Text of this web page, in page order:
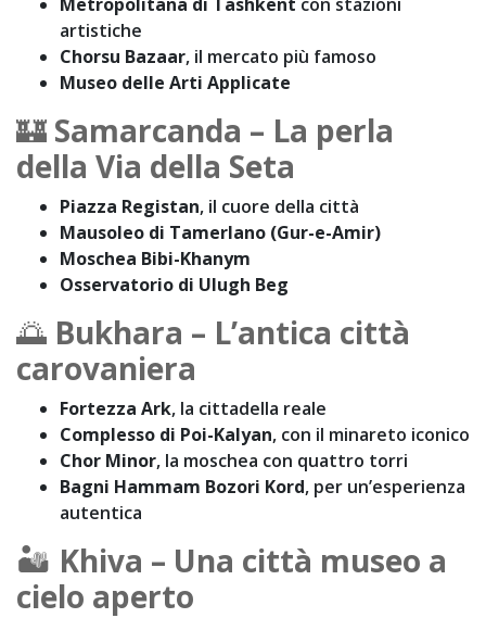
artistiche
Chorsu Bazaar, il mercato più famoso
Museo delle Arti Applicate
🏰 Samarcanda – La perla
della Via della Seta
Piazza Registan, il cuore della città
Mausoleo di Tamerlano (Gur-e-Amir)
Moschea Bibi-Khanym
Osservatorio di Ulugh Beg
🌅 Bukhara – L’antica città
carovaniera
Fortezza Ark, la cittadella reale
Complesso di Poi-Kalyan, con il minareto iconico
Chor Minor, la moschea con quattro torri
Bagni Hammam Bozori Kord, per un’esperienza
autentica
🏜 Khiva – Una città museo a
cielo aperto